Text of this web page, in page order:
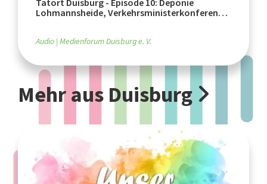
Tatort Duisburg - Episode 10: Deponie
Lohmannsheide, Verkehrsministerkonferenz,
Audio Medienforum Duisburg e. V.
Mehr aus Duisburg